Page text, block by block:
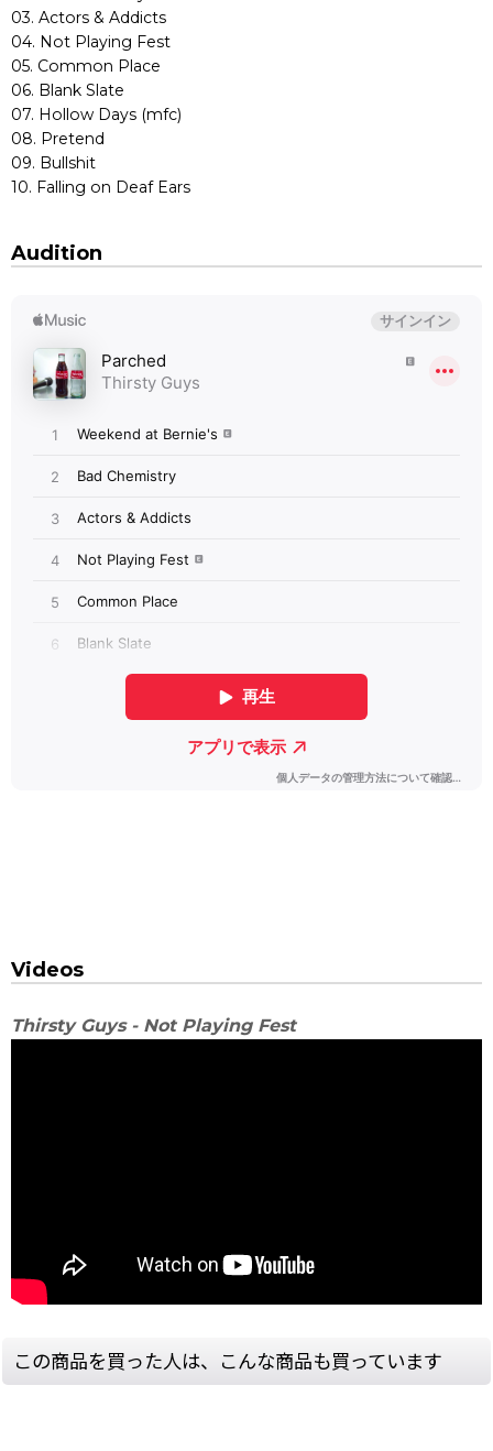
03. Actors & Addicts
04. Not Playing Fest
05. Common Place
06. Blank Slate
07. Hollow Days (mfc)
08. Pretend
09. Bullshit
10. Falling on Deaf Ears
Audition
Videos
Thirsty Guys - Not Playing Fest
この商品を買った人は、こんな商品も買っています